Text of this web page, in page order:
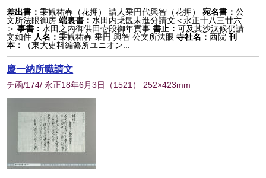
差出書：乗観祐春（花押） 請人乗円代興智（花押） 宛名書：公
文所法眼御房 端裏書：水田内乗観未進分請文＜永正十八三廿六
＞ 事書：水田之内御供田壱段御年貢事 書止：可及其沙汰候仍請
文如件 人名：乗観祐春 乗円 興智 公文所法眼 寺社名：西院 刊
本：
（東大史料編纂所ユニオン...
慶一納所職請文
チ函/174/ 永正18年6月3日 （1521 ） 252×423mm